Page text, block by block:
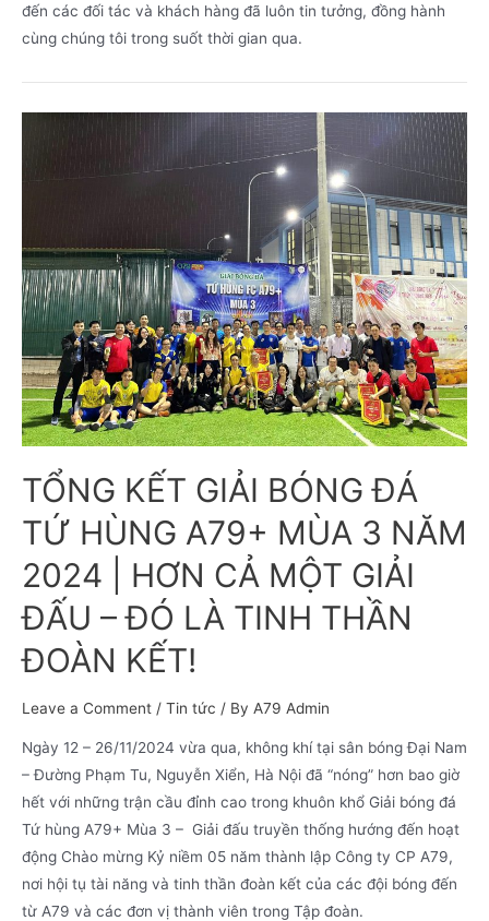
đến các đối tác và khách hàng đã luôn tin tưởng, đồng hành
cùng chúng tôi trong suốt thời gian qua.
TỔNG KẾT GIẢI BÓNG ĐÁ
TỨ HÙNG A79+ MÙA 3 NĂM
2024 | HƠN CẢ MỘT GIẢI
ĐẤU – ĐÓ LÀ TINH THẦN
ĐOÀN KẾT!
Leave a Comment / Tin tức / By A79 Admin
Ngày 12 – 26/11/2024 vừa qua, không khí tại sân bóng Đại Nam
– Đường Phạm Tu, Nguyễn Xiển, Hà Nội đã “nóng” hơn bao giờ
hết với những trận cầu đỉnh cao trong khuôn khổ Giải bóng đá
Tứ hùng A79+ Mùa 3 – Giải đấu truyền thống hướng đến hoạt
động Chào mừng Kỷ niềm 05 năm thành lập Công ty CP A79,
nơi hội tụ tài năng và tinh thần đoàn kết của các đội bóng đến
từ A79 và các đơn vị thành viên trong Tập đoàn.